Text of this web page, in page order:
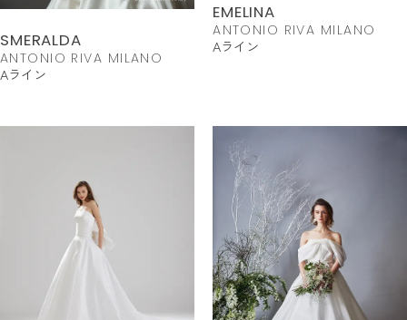
SMERALDA
ANTONIO RIVA MILANO
Aライン
EMELINA
ANTONIO RIVA MILANO
Aライン